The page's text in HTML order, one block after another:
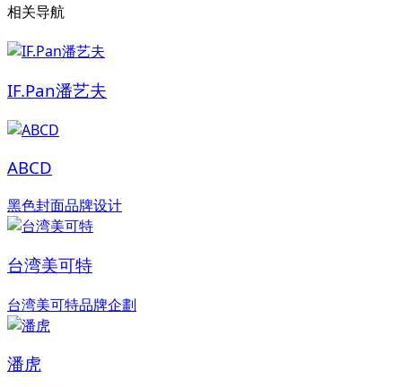
相关导航
IF.Pan潘艺夫
ABCD
黑色封面品牌设计
台湾美可特
台湾美可特品牌企劃
潘虎